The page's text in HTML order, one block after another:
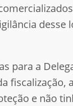
para a
fiscalização,
e não